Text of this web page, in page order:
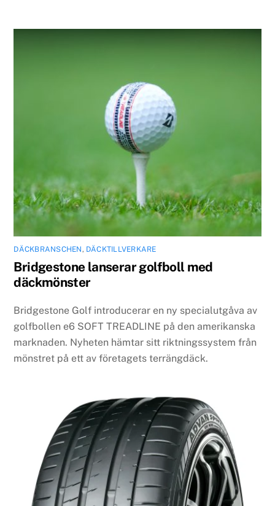
DÄCKBRANSCHEN, DÄCKTILLVERKARE
Bridgestone lanserar golfboll med
däckmönster
Bridgestone Golf introducerar en ny specialutgåva av
golfbollen e6 SOFT TREADLINE på den amerikanska
marknaden. Nyheten hämtar sitt riktningssystem från
mönstret på ett av företagets terrängdäck.